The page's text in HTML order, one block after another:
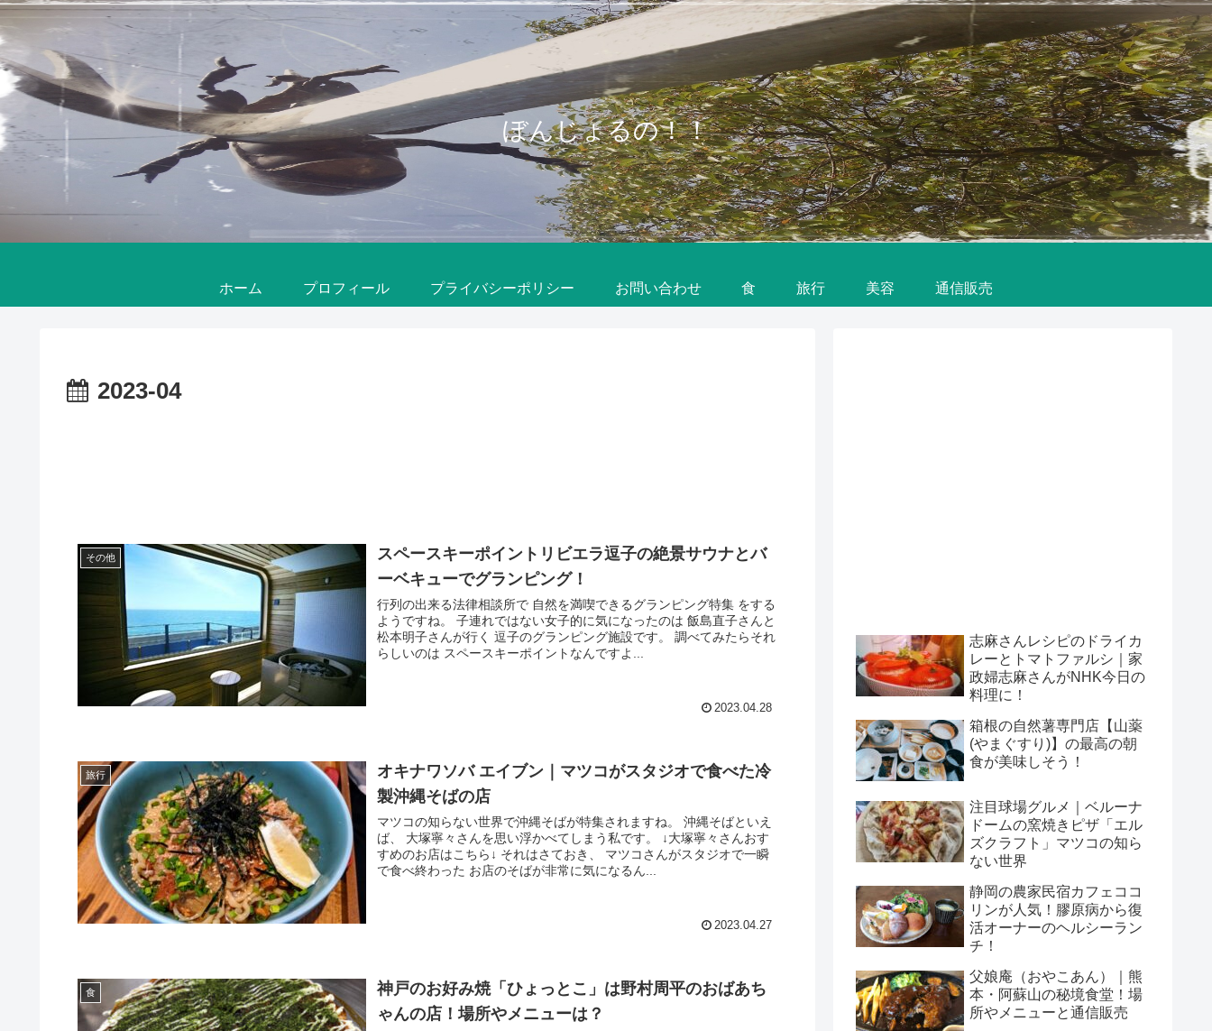
ぼんじょるの！！
ホーム プロフィール プライバシーポリシー お問い合わせ 食 旅行 美容 通信販売
2023-04
その他
スペースキーポイントリビエラ逗子の絶景サウナとバ
ーベキューでグランピング！
行列の出来る法律相談所で 自然を満喫できるグランピング特集 をする
ようですね。 子連れではない女子的に気になったのは 飯島直子さんと
松本明子さんが行く 逗子のグランピング施設です。 調べてみたらそれ
らしいのは スペースキーポイントなんですよ...
2023.04.28
旅行
オキナワソバ エイブン｜マツコがスタジオで食べた冷
製沖縄そばの店
マツコの知らない世界で沖縄そばが特集されますね。 沖縄そばといえ
ば、 大塚寧々さんを思い浮かべてしまう私です。 ↓大塚寧々さんおす
すめのお店はこちら↓ それはさておき、 マツコさんがスタジオで一瞬
で食べ終わった お店のそばが非常に気になるん...
2023.04.27
食
神戸のお好み焼「ひょっとこ」は野村周平のおばあち
ゃんの店！場所やメニューは？
志麻さんレシピのドライカ
レーとトマトファルシ｜家
政婦志麻さんがNHK今日の
料理に！
箱根の自然薯専門店【山薬
(やまぐすり)】の最高の朝
食が美味しそう！
注目球場グルメ｜ベルーナ
ドームの窯焼きピザ「エル
ズクラフト」マツコの知ら
ない世界
静岡の農家民宿カフェココ
リンが人気！膠原病から復
活オーナーのヘルシーラン
チ！
父娘庵（おやこあん）｜熊
本・阿蘇山の秘境食堂！場
所やメニューと通信販売